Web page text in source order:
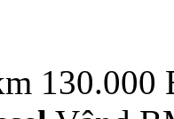
130.000